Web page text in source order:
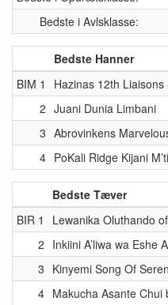
Bedste i Avlsklasse:
Bedste Hanner
BIM 1
Hazinas 12th Liaisons
2 Juani Dunia Limbani
3 Abrovinkens
4 PoKali Ridge Kijani
Bedste Tæver
BIR 1
Lewanika Oluthando
2 Inkiini A’liwa wa Eshe
3 Kinyemi Song Of
4 Makucha Asante Chui